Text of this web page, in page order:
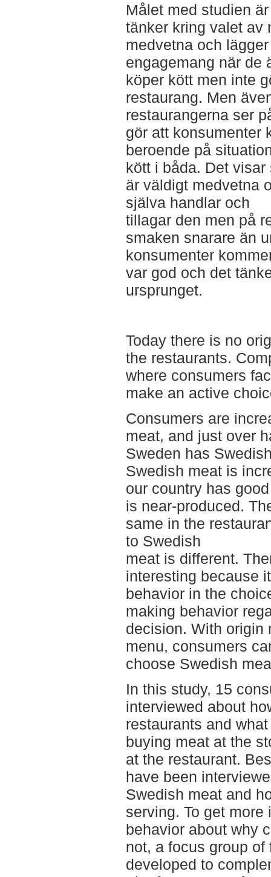
Målet med studien
tänker kring valet av
medvetna och
engagemang när de
köper kött men inte
restaurang. Men
restaurangerna ser
gör att konsumenter
beroende på
kött i båda. Det
är väldigt medvetna
själva handlar och
tillagar den men på
smaken snarare än
konsumenter
var god och det
ursprunget.
Today there is no
the restaurants.
where consumers
make an active
Consumers are
meat, and just over
Sweden has
Swedish meat is
our country has
is near-produced.
same in the
to Swedish
meat is different.
interesting because
behavior in the
making behavior
decision. With origin
menu, consumers
choose Swedish
In this study, 15
interviewed about
restaurants and
buying meat at the
at the restaurant.
have been
Swedish meat and
serving. To get more
behavior about why
not, a focus group
developed to